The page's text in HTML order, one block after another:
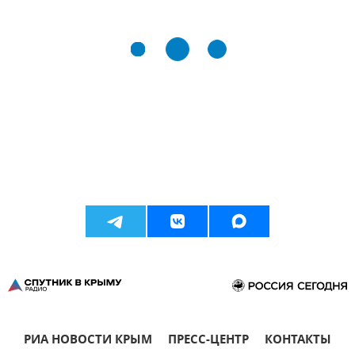
РИА НОВОСТИ КРЫМ ПРЕСС-ЦЕНТР КОНТАКТЫ